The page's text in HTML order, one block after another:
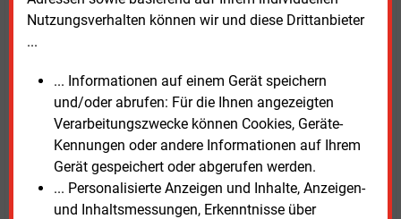
Nutzungsverhalten können wir und diese Drittanbieter
...
... Informationen auf einem Gerät speichern
und/oder abrufen: Für die Ihnen angezeigten
Verarbeitungszwecke können Cookies, Geräte-
Kennungen oder andere Informationen auf Ihrem
Gerät gespeichert oder abgerufen werden.
... Personalisierte Anzeigen und Inhalte, Anzeigen-
und Inhaltsmessungen, Erkenntnisse über
13 Milliarden Euro kommen. Die Wind- und
Solarbranche, die derzeit zusammen etwa 20.000
Menschen in Brandenburg beschäftigen, könnten bis
2040 Arbeitsplätze für rund 65.000
Menschen bieten,
41.000 in der Solarbranche und 24.000 in der
Windenergie.
DieStudie „Energiewende vor Ort – regionale
Wertschöpfung“ des IKEM steht auf der Internetseite
des LEE
BB als PDF zum Download bereit.